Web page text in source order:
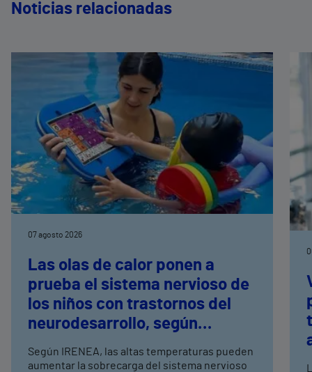
Noticias relacionadas
07 agosto 2026
Las olas de calor ponen a
prueba el sistema nervioso de
los niños con trastornos del
neurodesarrollo, según
neurorrehabilitación
Según IRENEA, las altas temperaturas pueden
aumentar la sobrecarga del sistema nervioso